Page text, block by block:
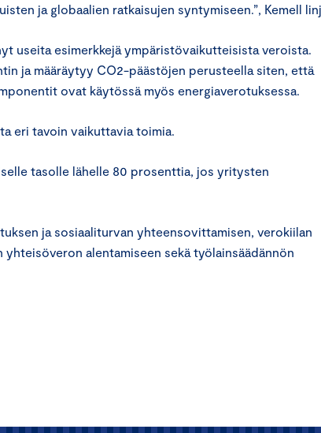
ja globaalien ratkaisujen syntymiseen.”, Kemell
useita esimerkkejä ympäristövaikutteisista veroista.
ja määräytyy CO2-päästöjen perusteella siten, että
ovat käytössä myös energiaverotuksessa.
eri tavoin vaikuttavia toimia.
tasolle lähelle 80 prosenttia, jos yritysten
ja sosiaaliturvan yhteensovittamisen, verokiilan
alentamiseen sekä työlainsäädännön